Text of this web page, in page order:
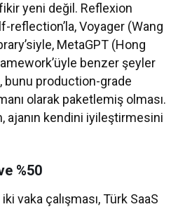
yeni değil. Reflexion
reflection’la, Voyager (Wang
MetaGPT (Hong
benzer şeyler
bunu production-grade
olarak paketlemiş olması.
ajanın kendini iyileştirmesini
%50
vaka çalışması, Türk SaaS